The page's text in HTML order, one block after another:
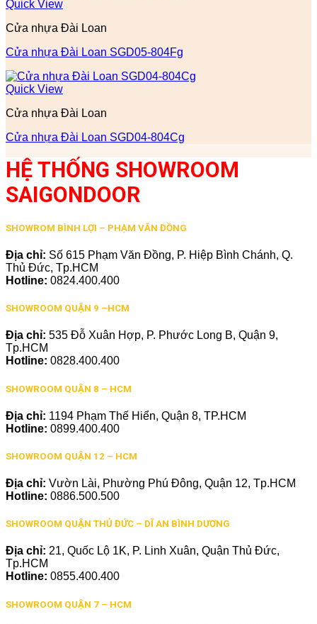
Quick View
Cửa nhựa Đài Loan
Cửa nhựa Đài Loan SGD05-804Fg
Quick View
Cửa nhựa Đài Loan
Cửa nhựa Đài Loan SGD04-804Cg
HỆ THỐNG SHOWROOM
SAIGONDOOR
SHOWROM BÌNH LỢI – PHẠM VĂN ĐỒNG
Địa chỉ: Số 615 Phạm Văn Đồng, P. Hiệp Bình Chánh, Q.
Thủ Đức, Tp.HCM
Hotline: 0824.400.400
SHOWROOM QUẬN 9 –HCM
Địa chỉ: 535 Đỗ Xuân Hợp, P. Phước Long B, Quận 9,
Tp.HCM
Hotline: 0828.400.400
SHOWROOM QUẬN 8 – HCM
Địa chỉ: 1194 Phạm Thế Hiển, Quận 8, TP.HCM
Hotline: 0899.400.400
SHOWROOM QUẬN 12 – HCM
Địa chỉ: Vườn Lài, Phường Phú Đông, Quận 12, Tp.HCM
Hotline: 0886.500.500
SHOWROOM QUẬN THỦ ĐỨC – DĨ AN BÌNH DƯƠNG
Địa chỉ: 21, Quốc Lộ 1K, P. Linh Xuân, Quận Thủ Đức,
Tp.HCM
Hotline: 0855.400.400
SHOWROOM QUẬN 7 – HCM